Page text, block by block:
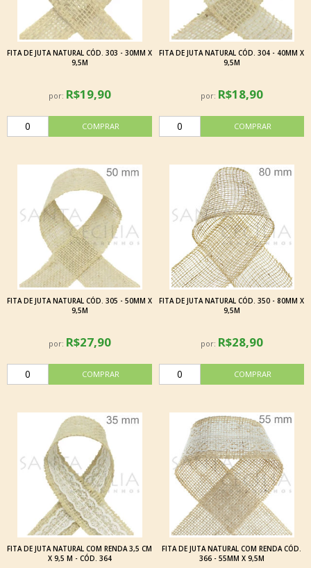
FITA DE JUTA NATURAL CÓD. 303 - 30MM X
9,5M
por: R$19,90
FITA DE JUTA NATURAL CÓD. 304 - 40MM X
9,5M
por: R$18,90
FITA DE JUTA NATURAL CÓD. 305 - 50MM X
9,5M
por: R$27,90
FITA DE JUTA NATURAL CÓD. 350 - 80MM X
9,5M
por: R$28,90
FITA DE JUTA NATURAL COM RENDA 3,5 CM
X 9,5 M - CÓD. 364
FITA DE JUTA NATURAL COM RENDA CÓD.
366 - 55MM X 9,5M